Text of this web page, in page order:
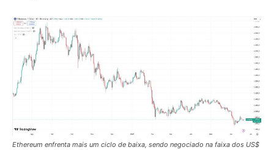
Ethereum enfrenta mais um ciclo de baixa, sendo negociado na faixa dos US$